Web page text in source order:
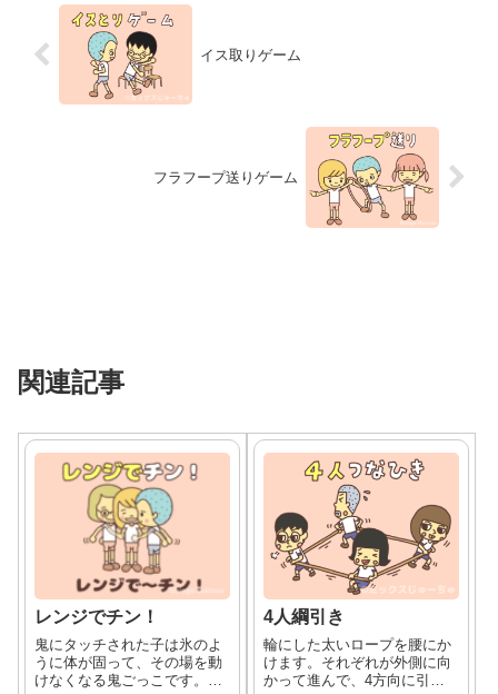
イス取りゲーム
フラフープ送りゲーム
関連記事
レンジでチン！
鬼にタッチされた子は氷のよ
うに体が固って、その場を動
けなくなる鬼ごっこです。固
4人綱引き
輪にした太いロープを腰にか
けます。それぞれが外側に向
かって進んで、4方向に引っ